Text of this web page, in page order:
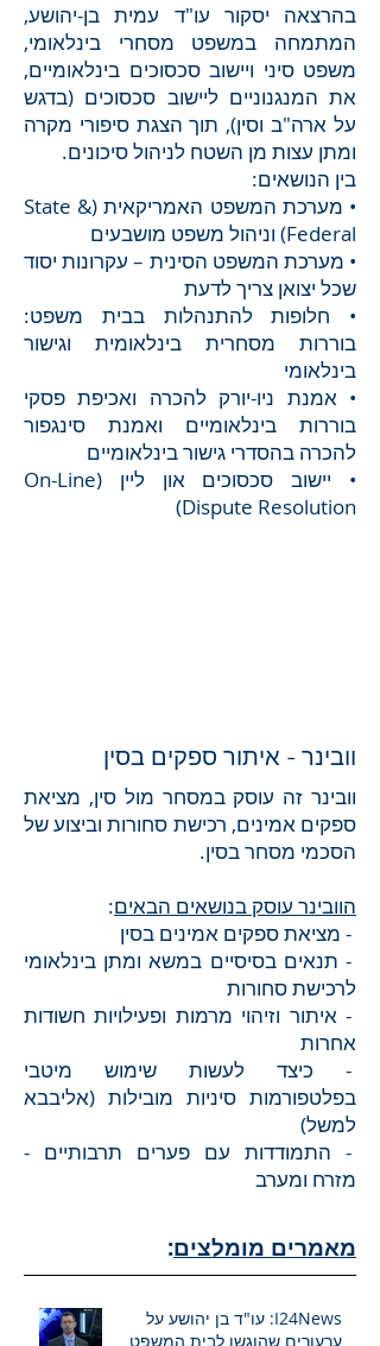
בהרצאה יסקור עו"ד עמית בן-יהושע,
המתמחה במשפט מסחרי בינלאומי,
משפט סיני ויישוב סכסוכים בינלאומיים,
את המנגנוניים ליישוב סכסוכים (בדגש
על ארה"ב וסין), תוך הצגת סיפורי מקרה
ומתן עצות מן השטח לניהול סיכונים.
בין הנושאים:
• מערכת המשפט האמריקאית (State &
Federal) וניהול משפט מושבעים
• מערכת המשפט הסינית – עקרונות יסוד
שכל יצואן צריך לדעת
• חלופות להתנהלות בבית משפט:
בוררות מסחרית בינלאומית וגישור
בינלאומי
• אמנת ניו-יורק להכרה ואכיפת פסקי
בוררות בינלאומיים ואמנת סינגפור
להכרה בהסדרי גישור בינלאומיים
• יישוב סכסוכים און ליין (On-Line
Dispute Resolution)
וובינר - איתור ספקים בסין
וובינר זה עוסק במסחר מול סין, מציאת
ספקים אמינים, רכישת סחורות וביצוע של
הסכמי מסחר בסין.
הוובינר עוסק בנושאים הבאים:
- מציאת ספקים אמינים בסין
- תנאים בסיסיים במשא ומתן בינלאומי
לרכישת סחורות
- איתור וזיהוי מרמות ופעילויות חשודות
אחרות
- כיצד לעשות שימוש מיטבי
בפלטפורמות סיניות מובילות (אליבבא
למשל)
- התמודדות עם פערים תרבותיים -
מזרח ומערב
מאמרים מומלצים:
I24News: עו"ד בן יהושע על
ערעורים שהוגשו לבית המשפט